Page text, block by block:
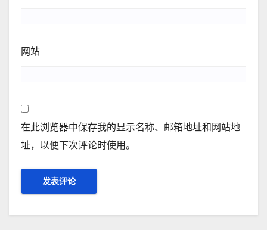
网站
在此浏览器中保存我的显示名称、邮箱地址和网站地
址，以便下次评论时使用。